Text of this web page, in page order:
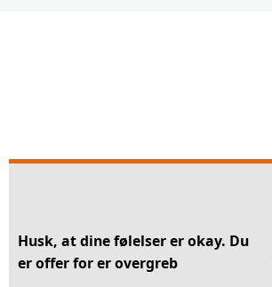
Husk, at dine følelser er okay. Du
er offer for er overgreb